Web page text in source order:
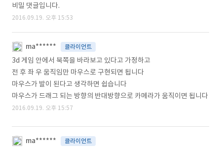
비밀 댓글입니다.
2016.09.19. 오후 15:53
ma****** 클라이언트
3d 게임 안에서 북쪽을 바라보고 있다고 가정하고
전 후 좌 우 움직임만 마우스로 구현되면 됩니다
마우스가 발이 된다고 생각하면 쉽습니다
마우스가 드래그 되는 방향의 반대방향으로 카메라가 움직이면 됩니다
2016.09.19. 오후 15:57
ma****** 클라이언트